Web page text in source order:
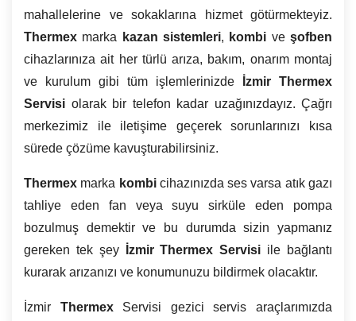
mahallelerine ve sokaklarına hizmet götürmekteyiz.
Thermex marka kazan sistemleri, kombi veşofben
cihazlarınıza ait her türlü arıza, bakım, onarım montaj
ve kurulum gibi tüm işlemlerinizde
İzmir Thermex
Servisi olarak bir telefon kadar uzağınızdayız. Çağrı
merkezimiz ile iletişime geçerek sorunlarınızı kısa
sürede çözüme kavuşturabilirsiniz.
Thermex marka kombi cihazınızda ses varsa atık gazı
tahliye eden fan veya suyu sirküle eden pompa
bozulmuş demektir ve bu durumda sizin yapmanız
gereken tek şey
İzmir Thermex Servisi ile bağlantı
kurarak arızanızı ve konumunuzu bildirmek olacaktır.
İzmir Thermex Servisi gezici servis araçlarımızda